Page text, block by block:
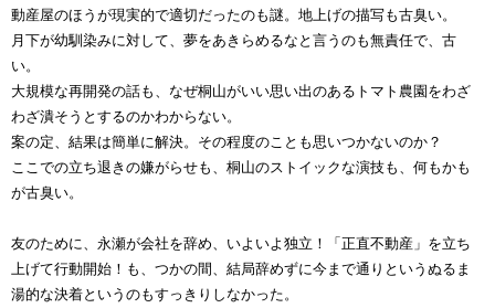
動産屋のほうが現実的で適切だったのも謎。 地上げの描写も古臭い。
月下が幼馴染みに対して、夢をあきらめるなと言うのも無責任で、古
い。
大規模な再開発の話も、なぜ桐山がいい思い出のあるトマト農園をわざ
わざ潰そうとするのかわからない。
案の定、結果は簡単に解決。その程度のことも思いつかないのか？
ここでの立ち退きの嫌がらせも、桐山のストイックな演技も、何もかも
が古臭い。
友のために、永瀬が会社を辞め、いよいよ独立！「正直不動産」を立ち
上げて行動開始！も、つかの間、結局辞めずに今まで通りというぬるま
湯的な決着というのもすっきりしなかった。